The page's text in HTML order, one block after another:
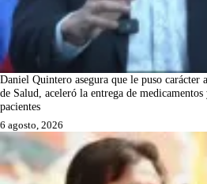
Daniel Quintero asegura que le puso carácter
de Salud, aceleró la entrega de
pacientes
6 agosto, 2026